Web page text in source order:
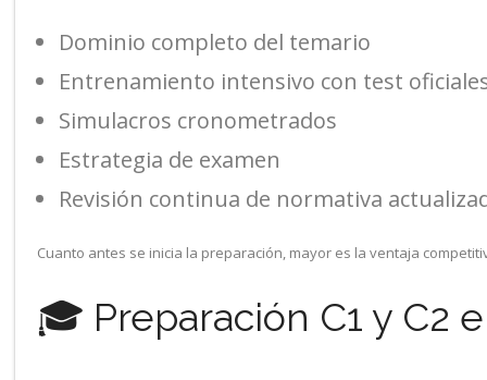
Dominio completo del temario
Entrenamiento intensivo con test
Simulacros cronometrados
Estrategia de examen
Revisión continua de normativa
Cuanto antes se inicia la preparación, mayor es la ventaja
🎓 Preparación C1 y C2